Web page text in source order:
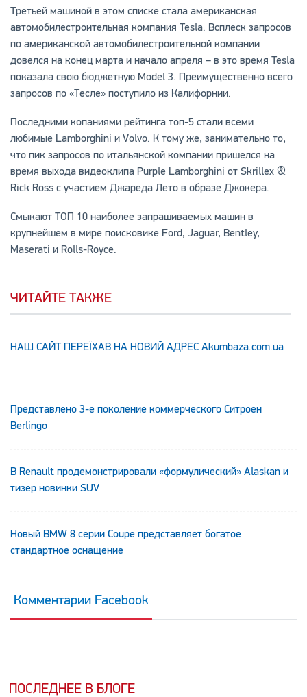
Третьей машиной в этом списке стала американская
автомобилестроительная компания Tesla. Всплеск запросов
по американской автомобилестроительной компании
довелся на конец марта и начало апреля – в это время Tesla
показала свою бюджетную Model 3. Преимущественно всего
запросов по «Тесле» поступило из Калифорнии.
Последними копаниями рейтинга топ-5 стали всеми
любимые Lamborghini и Volvo. К тому же, занимательно то,
что пик запросов по итальянской компании пришелся на
время выхода видеоклипа Purple Lamborghini от Skrillex &
Rick Ross с участием Джареда Лето в образе Джокера.
Смыкают ТОП 10 наиболее запрашиваемых машин в
крупнейшем в мире поисковике Ford, Jaguar, Bentley,
Maserati и Rolls-Royce.
ЧИТАЙТЕ ТАКЖЕ
НАШ САЙТ ПЕРЕЇХАВ НА НОВИЙ АДРЕС Аkumbaza.com.ua
Представлено 3-е поколение коммерческого Ситроен
Berlingo
В Renault продемонстрировали «формулический» Alaskan и
тизер новинки SUV
Новый BMW 8 серии Coupe представляет богатое
стандартное оснащение
Комментарии Facebook
ПОСЛЕДНЕЕ В БЛОГЕ